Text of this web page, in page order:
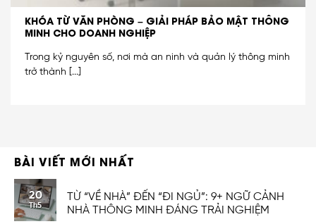
KHÓA TỪ VĂN PHÒNG – GIẢI PHÁP BẢO MẬT THÔNG
MINH CHO DOANH NGHIỆP
Trong kỷ nguyên số, nơi mà an ninh và quản lý thông minh
trở thành [...]
BÀI VIẾT MỚI NHẤT
20
Th5
TỪ “VỀ NHÀ” ĐẾN “ĐI NGỦ”: 9+ NGỮ CẢNH
NHÀ THÔNG MINH ĐÁNG TRẢI NGHIỆM